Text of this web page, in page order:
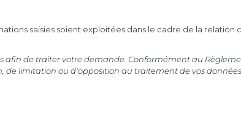
saisies soient exploitées dans le cadre de la
afin de traiter votre demande. Conformément au
de limitation ou d'opposition au traitement de vos